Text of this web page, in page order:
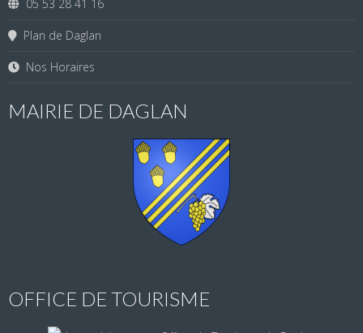
05 53 28 41 16
Plan de Daglan
Nos Horaires
MAIRIE DE DAGLAN
OFFICE DE TOURISME